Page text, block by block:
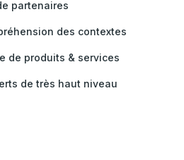
partenaires
des contextes
de produits & services
de très haut niveau